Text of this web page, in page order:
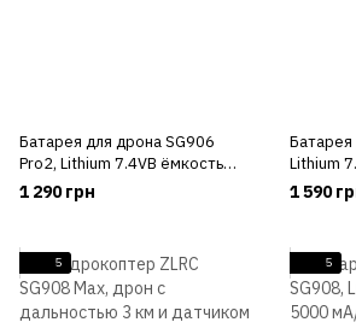
Батарея для дрона SG906
Pro2, Lithium 7.4VВ ёмкость
3400 мА/ч
1 290 грн
Батарея
Lithium
ч
1 590
5 5